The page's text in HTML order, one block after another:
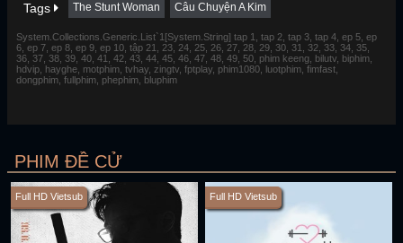
Tags The Stunt Woman Câu Chuyện A Kim
System.Collections.Generic.List`1[System.String] tap 1, tap 2, tap 3, tap 4, ep 5, ep
6, ep 7, ep 8, ep 9, ep 10, tập 21, 23, 24, 25, 26, 27, 28, 29, 30, 31, 32, 33, 34, 35,
36, 37, 38, 39, 40, 41, 42, 43, 44, 45, 46, 47, 48, 49, 50, phim keeng, bilutv, biphim,
hdvip, hayghe, motphim, tvhay, zingtv, fptplay, phim1080, luotphim, fimfast,
dongphim, fullphim, phephim, bluphim
PHIM ĐỀ CỬ
Full HD Vietsub Full HD Vietsub